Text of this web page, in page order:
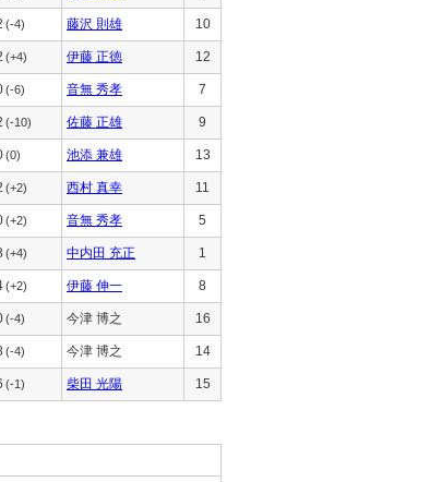
(-4) 藤沢 則雄 10
(+4) 伊藤 正徳 12
(-6) 音無 秀孝 7
(-10) 佐藤 正雄 9
(0) 池添 兼雄 13
(+2) 西村 真幸 11
(+2) 音無 秀孝 5
(+4) 中内田 充正 1
(+2) 伊藤 伸一 8
(-4) 今津 博之 16
(-4) 今津 博之 14
(-1) 柴田 光陽 15